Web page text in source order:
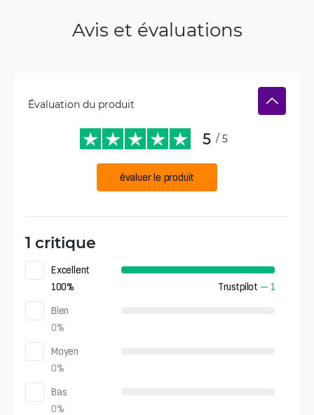
Avis et évaluations
Évaluation du produit
5 / 5
évaluer le produit
1 critique
Excellent
100% Trustpilot — 1
Bien
0%
Moyen
0%
Bas
0%